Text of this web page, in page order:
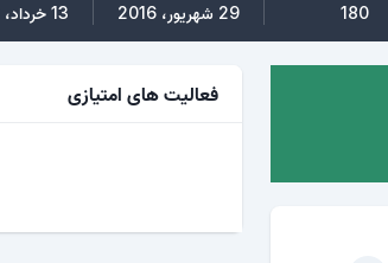
180 29 شهریور، 2016 13 خرداد، 2018
فعالیت های امتیازی